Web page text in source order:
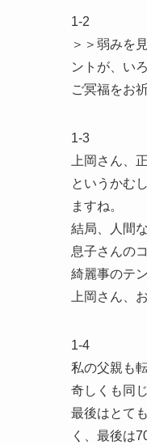
1-2
＞＞弱みを
ントが、い
ご冥福をお
1-3
上岡さん、
というかむ
ますね。
結局、人間
息子さんの
綺麗事のテ
上岡さん、
1-4
私の父親も
奇しくも同じ
最後はとて
く、最後は